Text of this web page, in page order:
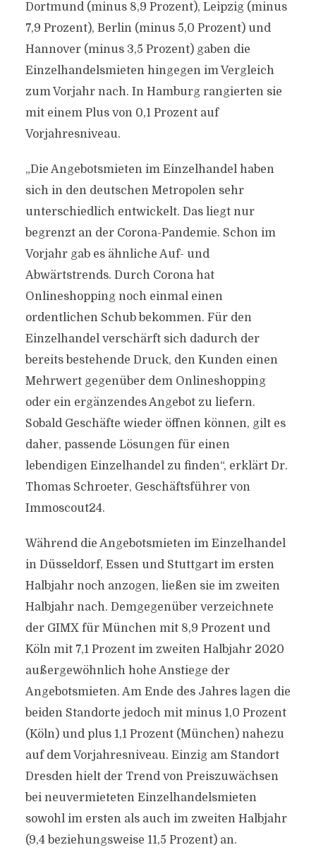
Dortmund (minus 8,9 Prozent), Leipzig (minus
7,9 Prozent), Berlin (minus 5,0 Prozent) und
Hannover (minus 3,5 Prozent) gaben die
Einzelhandelsmieten hingegen im Vergleich
zum Vorjahr nach. In Hamburg rangierten sie
mit einem Plus von 0,1 Prozent auf
Vorjahresniveau.
„Die Angebotsmieten im Einzelhandel haben
sich in den deutschen Metropolen sehr
unterschiedlich entwickelt. Das liegt nur
begrenzt an der Corona-Pandemie. Schon im
Vorjahr gab es ähnliche Auf- und
Abwärtstrends. Durch Corona hat
Onlineshopping noch einmal einen
ordentlichen Schub bekommen. Für den
Einzelhandel verschärft sich dadurch der
bereits bestehende Druck, den Kunden einen
Mehrwert gegenüber dem Onlineshopping
oder ein ergänzendes Angebot zu liefern.
Sobald Geschäfte wieder öffnen können, gilt es
daher, passende Lösungen für einen
lebendigen Einzelhandel zu finden“, erklärt Dr.
Thomas Schroeter, Geschäftsführer von
Immoscout24.
Während die Angebotsmieten im Einzelhandel
in Düsseldorf, Essen und Stuttgart im ersten
Halbjahr noch anzogen, ließen sie im zweiten
Halbjahr nach. Demgegenüber verzeichnete
der GIMX für München mit 8,9 Prozent und
Köln mit 7,1 Prozent im zweiten Halbjahr 2020
außergewöhnlich hohe Anstiege der
Angebotsmieten. Am Ende des Jahres lagen die
beiden Standorte jedoch mit minus 1,0 Prozent
(Köln) und plus 1,1 Prozent (München) nahezu
auf dem Vorjahresniveau. Einzig am Standort
Dresden hielt der Trend von Preiszuwächsen
bei neuvermieteten Einzelhandelsmieten
sowohl im ersten als auch im zweiten Halbjahr
(9,4 beziehungsweise 11,5 Prozent) an.